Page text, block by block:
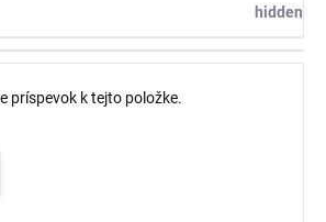
hidden
príspevok k tejto položke.